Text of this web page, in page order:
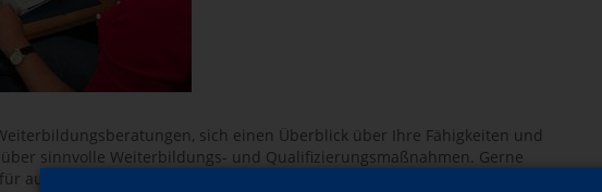
sich einen Überblick über Ihre Fähigkeiten und
sinnvolle Weiterbildungs- und Qualifizierungsmaßnahmen. Gerne
auch Fördermittel beantragen können.